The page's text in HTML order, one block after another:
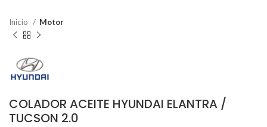
Inicio Motor
COLADOR ACEITE HYUNDAI ELANTRA /
TUCSON 2.0